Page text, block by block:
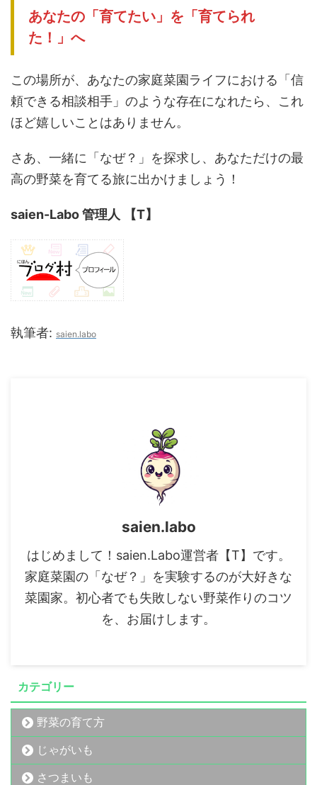
あなたの「育てたい」を「育てられ
た！」へ
この場所が、あなたの家庭菜園ライフにおける「信
頼できる相談相手」のような存在になれたら、これ
ほど嬉しいことはありません。
さあ、一緒に「なぜ？」を探求し、あなただけの最
高の野菜を育てる旅に出かけましょう！
saien-Labo 管理人 【T】
執筆者: saien.labo
saien.labo
はじめまして！saien.Labo運営者【T】です。
家庭菜園の「なぜ？」を実験するのが大好きな
菜園家。初心者でも失敗しない野菜作りのコツ
を、お届けします。
カテゴリー
野菜の育て方
じゃがいも
さつまいも